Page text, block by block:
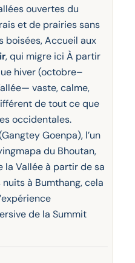
ouvertes du
et de prairies sans
boisées, Accueil aux
, qui migre ici À partir
hiver (octobre–
vaste, calme,
de tout ce que
occidentales.
Goenpa), l’un
du Bhoutan,
la Vallée à partir de sa
à Bumthang, cela
de la Summit